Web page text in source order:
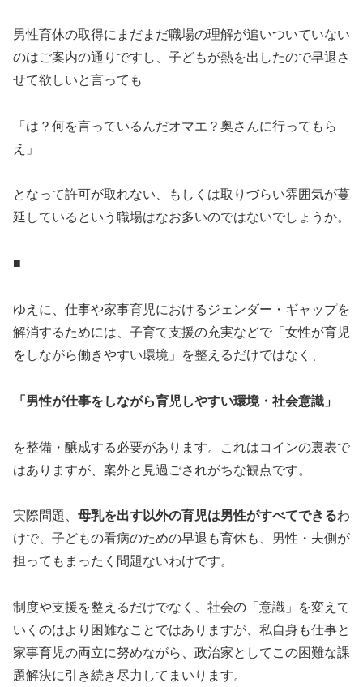
男性育休の取得にまだまだ職場の理解が追いついていない
のはご案内の通りですし、子どもが熱を出したので早退さ
せて欲しいと言っても
「は？何を言っているんだオマエ？奥さんに行ってもら
え」
となって許可が取れない、もしくは取りづらい雰囲気が蔓
延しているという職場はなお多いのではないでしょうか。
■
ゆえに、仕事や家事育児におけるジェンダー・ギャップを
解消するためには、子育て支援の充実などで「女性が育児
をしながら働きやすい環境」を整えるだけではなく、
「男性が仕事をしながら育児しやすい環境・社会意識」
を整備・醸成する必要があります。これはコインの裏表で
はありますが、案外と見過ごされがちな観点です。
実際問題、 母乳を出す以外の育児は男性がすべてできるわ
けで、子どもの看病のための早退も育休も、男性・夫側が
担ってもまったく問題ないわけです。
制度や支援を整えるだけでなく、社会の「意識」を変えて
いくのはより困難なことではありますが、私自身も仕事と
家事育児の両立に努めながら、政治家としてこの困難な課
題解決に引き続き尽力してまいります。